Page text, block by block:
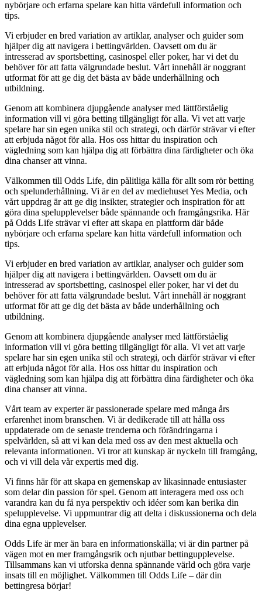
nybörjare och erfarna spelare kan hitta värdefull information och
tips.
Vi erbjuder en bred variation av artiklar, analyser och guider som
hjälper dig att navigera i bettingvärlden. Oavsett om du är
intresserad av sportsbetting, casinospel eller poker, har vi det du
behöver för att fatta välgrundade beslut. Vårt innehåll är noggrant
utformat för att ge dig det bästa av både underhållning och
utbildning.
Genom att kombinera djupgående analyser med lättförståelig
information vill vi göra betting tillgängligt för alla. Vi vet att varje
spelare har sin egen unika stil och strategi, och därför strävar vi efter
att erbjuda något för alla. Hos oss hittar du inspiration och
vägledning som kan hjälpa dig att förbättra dina färdigheter och öka
dina chanser att vinna.
Välkommen till Odds Life, din pålitliga källa för allt som rör betting
och spelunderhållning. Vi är en del av mediehuset Yes Media, och
vårt uppdrag är att ge dig insikter, strategier och inspiration för att
göra dina spelupplevelser både spännande och framgångsrika. Här
på Odds Life strävar vi efter att skapa en plattform där både
nybörjare och erfarna spelare kan hitta värdefull information och
tips.
Vi erbjuder en bred variation av artiklar, analyser och guider som
hjälper dig att navigera i bettingvärlden. Oavsett om du är
intresserad av sportsbetting, casinospel eller poker, har vi det du
behöver för att fatta välgrundade beslut. Vårt innehåll är noggrant
utformat för att ge dig det bästa av både underhållning och
utbildning.
Genom att kombinera djupgående analyser med lättförståelig
information vill vi göra betting tillgängligt för alla. Vi vet att varje
spelare har sin egen unika stil och strategi, och därför strävar vi efter
att erbjuda något för alla. Hos oss hittar du inspiration och
vägledning som kan hjälpa dig att förbättra dina färdigheter och öka
dina chanser att vinna.
Vårt team av experter är passionerade spelare med många års
erfarenhet inom branschen. Vi är dedikerade till att hålla oss
uppdaterade om de senaste trenderna och förändringarna i
spelvärlden, så att vi kan dela med oss av den mest aktuella och
relevanta informationen. Vi tror att kunskap är nyckeln till framgång,
och vi vill dela vår expertis med dig.
Vi finns här för att skapa en gemenskap av likasinnade entusiaster
som delar din passion för spel. Genom att interagera med oss och
varandra kan du få nya perspektiv och idéer som kan berika din
spelupplevelse. Vi uppmuntrar dig att delta i diskussionerna och dela
dina egna upplevelser.
Odds Life är mer än bara en informationskälla; vi är din partner på
vägen mot en mer framgångsrik och njutbar bettingupplevelse.
Tillsammans kan vi utforska denna spännande värld och göra varje
insats till en möjlighet. Välkommen till Odds Life – där din
bettingresa börjar!